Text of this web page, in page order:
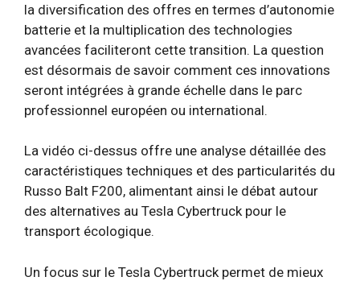
la diversification des offres en termes d’autonomie
batterie et la multiplication des technologies
avancées faciliteront cette transition. La question
est désormais de savoir comment ces innovations
seront intégrées à grande échelle dans le parc
professionnel européen ou international.
La vidéo ci-dessus offre une analyse détaillée des
caractéristiques techniques et des particularités du
Russo Balt F200, alimentant ainsi le débat autour
des alternatives au Tesla Cybertruck pour le
transport écologique.
Un focus sur le Tesla Cybertruck permet de mieux